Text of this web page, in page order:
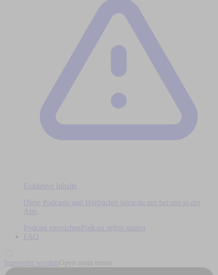
Exklusive Inhalte
Diese Podcasts und Hörbücher hörst du nur bei uns in der
App.
Podcast einreichen
Podcast selbst starten
FAQ
Supporter werden Open main menu